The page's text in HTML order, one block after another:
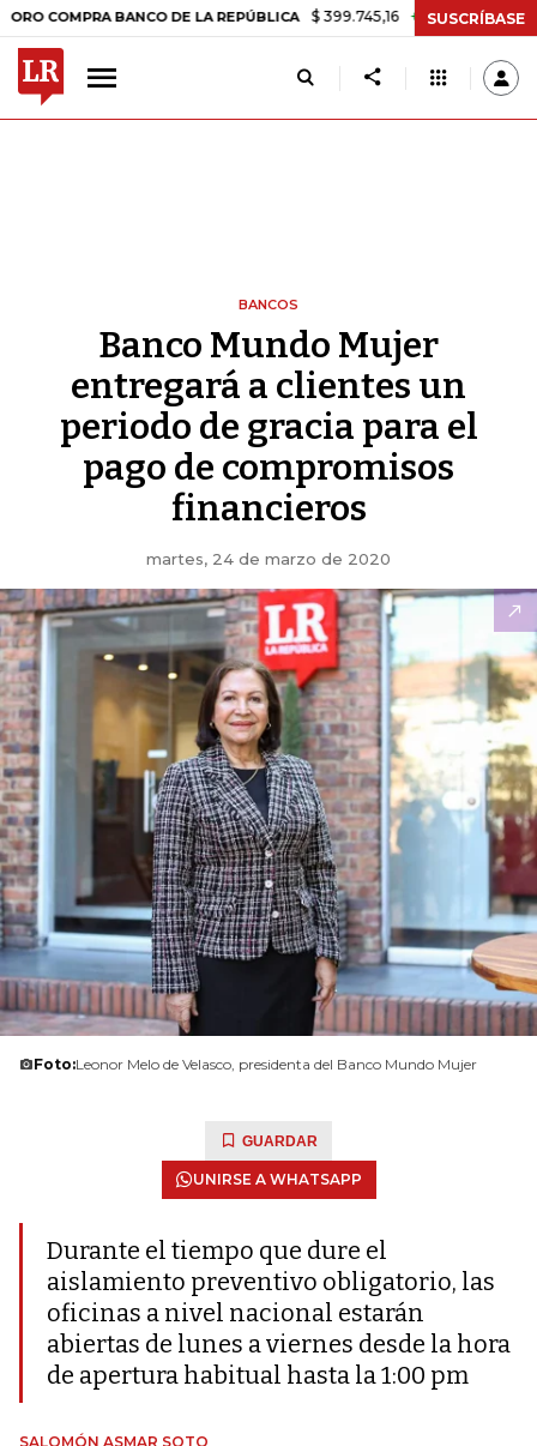
BANCO DE LA REPÚBLICA $ 399.745,16 +$ 2.295,71 +0,58%
SUSCRÍBASE
BANCOS
Banco Mundo Mujer
entregará a clientes un
periodo de gracia para el
pago de compromisos
financieros
martes, 24 de marzo de 2020
Foto:Leonor Melo de Velasco, presidenta del Banco Mundo Mujer
GUARDAR
UNIRSE A WHATSAPP
Durante el tiempo que dure el
aislamiento preventivo obligatorio, las
oficinas a nivel nacional estarán
abiertas de lunes a viernes desde la hora
de apertura habitual hasta la 1:00 pm
SALOMÓN ASMAR SOTO